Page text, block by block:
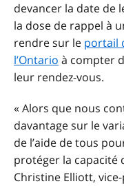
devancer la date de
la dose de rappel à
rendre sur le portail
l’Ontario à compter
leur rendez-vous.
« Alors que nous
davantage sur le
de l’aide de tous
protéger la capacité
Christine Elliott,